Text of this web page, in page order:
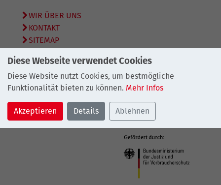
WIR ÜBER UNS
KONTAKT
SITEMAP
IMPRESSUM
© 2026Bundesarbeitsgemeinschaft Schuldnerberatung
Diese Webseite verwendet Cookies
Diese Website nutzt Cookies, um bestmögliche
Funktionalität bieten zu können. Mehr Infos
Akzeptieren Details Ablehnen